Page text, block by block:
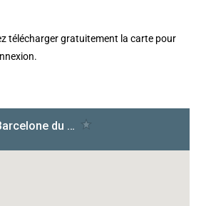
télécharger gratuitement la carte pour